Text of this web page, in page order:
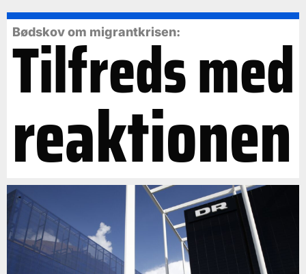
Bødskov om migrantkrisen:
Tilfreds med
reaktionen